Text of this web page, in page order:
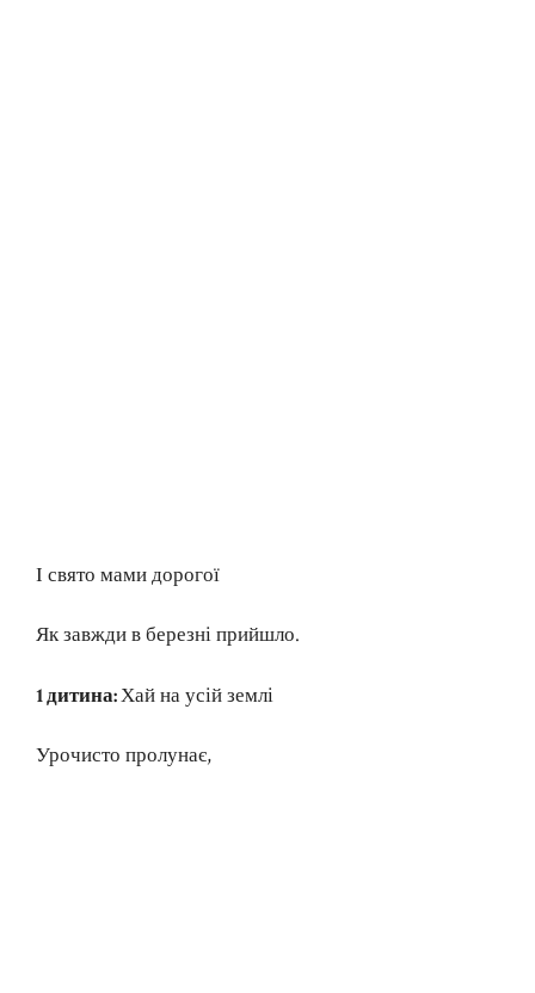
І свято мами дорогої
Як завжди в березні прийшло.
1 дитина:Хай на усій землі
Урочисто пролунає,